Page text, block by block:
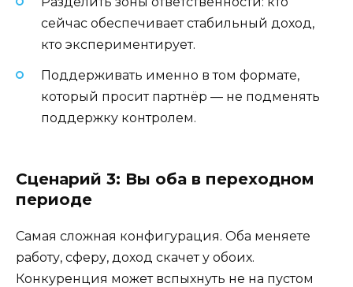
сейчас обеспечивает стабильный доход,
кто экспериментирует.
Поддерживать именно в том формате,
который просит партнёр — не подменять
поддержку контролем.
Сценарий 3: Вы оба в переходном
периоде
Самая сложная конфигурация. Оба меняете
работу, сферу, доход скачет у обоих.
Конкуренция может вспыхнуть не на пустом